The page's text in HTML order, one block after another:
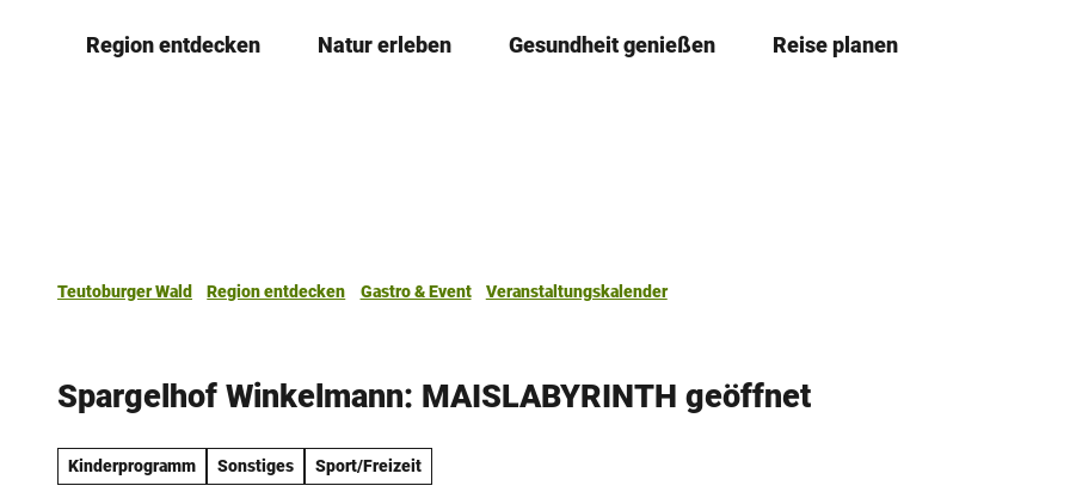
Region entdecken Natur erleben Gesundheit genießen Reise planen
Teutoburger Wald Region entdecken Gastro & Event
Veranstaltungskalender
Spargelhof Winkelmann: MAISLABYRINTH geöffnet
Kinderprogramm Sonstiges Sport/Freizeit